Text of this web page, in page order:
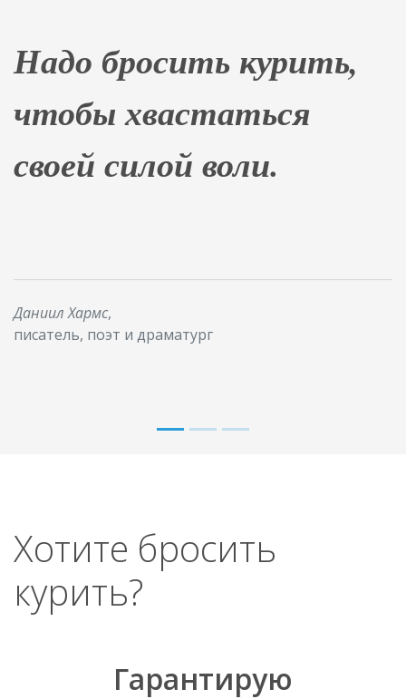
Надо бросить курить,
чтобы хвастаться
своей силой воли.
Даниил Хармс,
писатель, поэт и драматург
Хотите бросить
курить?
Гарантирую